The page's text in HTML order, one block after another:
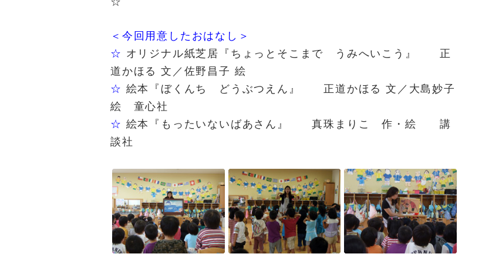
＜今回用意したおはなし＞
☆ オリジナル紙芝居『ちょっとそこまで うみへいこう』 正
道かほる 文／佐野昌子 絵
☆ 絵本『ぼくんち どうぶつえん』 正道かほる 文／大島妙子
絵 童心社
☆ 絵本『もったいないばあさん』 真珠まりこ 作・絵 講
談社